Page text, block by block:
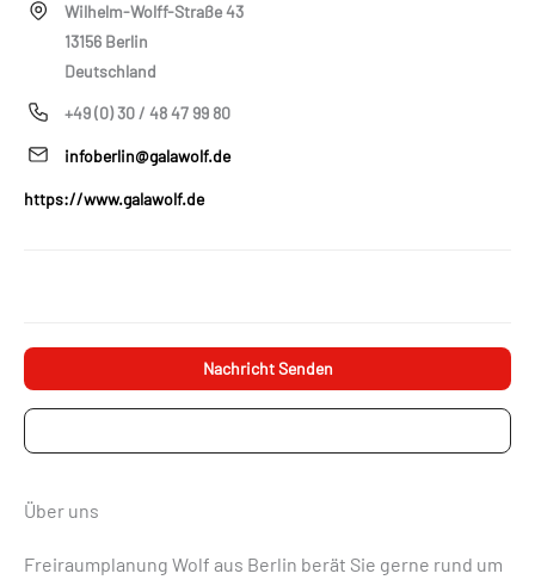
Wilhelm-Wolff-Straße 43
13156 Berlin
Deutschland
+49 (0) 30 / 48 47 99 80
infoberlin@galawolf.de
https://www.galawolf.de
Nachricht Senden
Über uns
Freiraumplanung Wolf aus Berlin berät Sie gerne rund um